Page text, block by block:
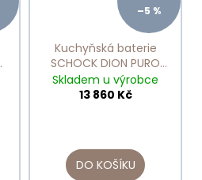
–5 %
Kuchyňská baterie
SCHOCK DION PURO
510000
Skladem u výrobce
13 860 Kč
DO KOŠÍKU